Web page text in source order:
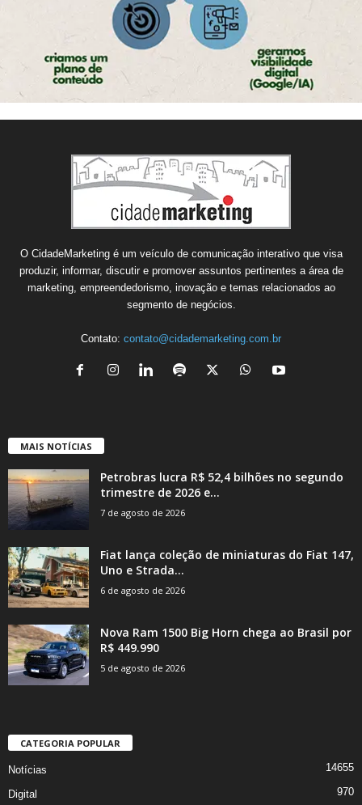
O CidadeMarketing é um veículo de comunicação interativo que visa
produzir, informar, discutir e promover assuntos pertinentes a área de
marketing, empreendedorismo, inovação e temas relacionados ao
segmento de negócios.
Contato: contato@cidademarketing.com.br
MAIS NOTÍCIAS
Petrobras lucra R$ 52,4 bilhões no segundo
trimestre de 2026 e...
7 de agosto de 2026
Fiat lança coleção de miniaturas do Fiat 147,
Uno e Strada...
6 de agosto de 2026
Nova Ram 1500 Big Horn chega ao Brasil por
R$ 449.990
5 de agosto de 2026
CATEGORIA POPULAR
Notícias 14655
Digital 970